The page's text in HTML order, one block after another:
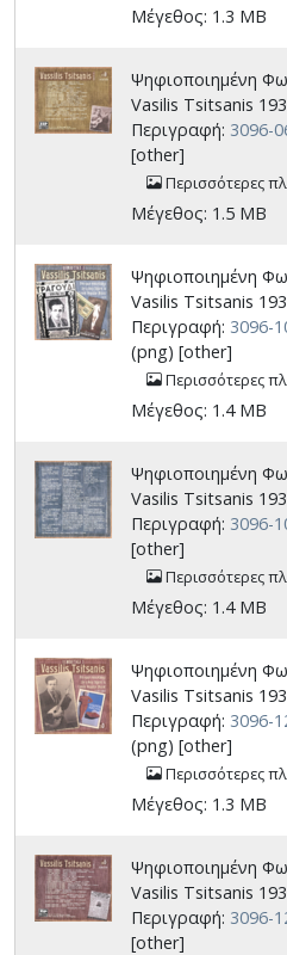
Μέγεθος: 1.3 MB
Ψηφιοποιημένη
Vasilis Tsitsanis
Περιγραφή: 3096-
[other]
Περισσότερες
Μέγεθος: 1.5 MB
Ψηφιοποιημένη
Vasilis Tsitsanis
Περιγραφή: 3096-
(png) [other]
Περισσότερες
Μέγεθος: 1.4 MB
Ψηφιοποιημένη
Vasilis Tsitsanis
Περιγραφή: 3096-
[other]
Περισσότερες
Μέγεθος: 1.4 MB
Ψηφιοποιημένη
Vasilis Tsitsanis
Περιγραφή: 3096-
(png) [other]
Περισσότερες
Μέγεθος: 1.3 MB
Ψηφιοποιημένη
Vasilis Tsitsanis
Περιγραφή: 3096-
[other]